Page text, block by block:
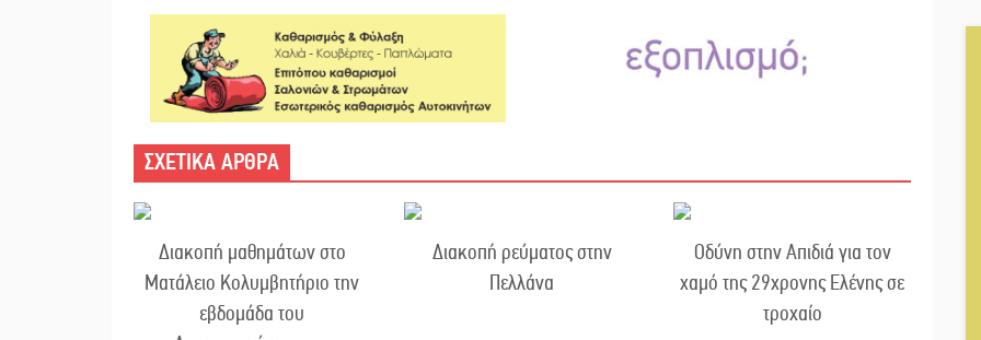
ΣΧΕΤΙΚΑ ΑΡΘΡΑ
Διακοπή μαθημάτων στο
Ματάλειο Κολυμβητήριο την
εβδομάδα του
Διακοπή ρεύματος στην
Πελλάνα
Οδύνη στην Απιδιά για τον
χαμό της 29χρονης Ελένης σε
τροχαίο